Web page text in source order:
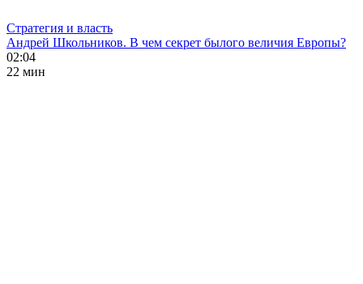
Стратегия и власть
Андрей Школьников. В чем секрет былого величия Европы?
02:04
22 мин